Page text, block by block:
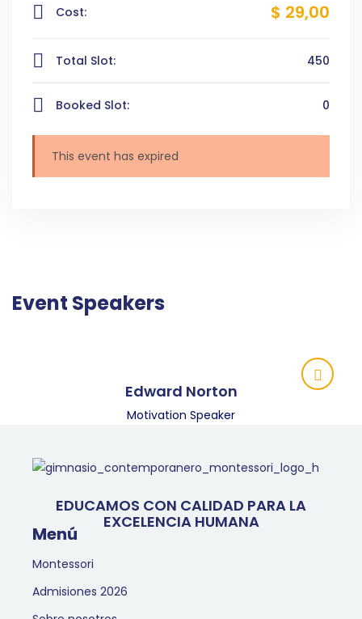
Cost: $ 29,00
Total Slot: 450
Booked Slot: 0
This event has expired
Event Speakers
Edward Norton
Motivation Speaker
EDUCAMOS CON CALIDAD PARA LA
EXCELENCIA HUMANA
Menú
Montessori
Admisiones 2026